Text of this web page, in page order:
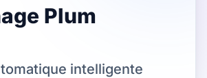
Plum
intelligente